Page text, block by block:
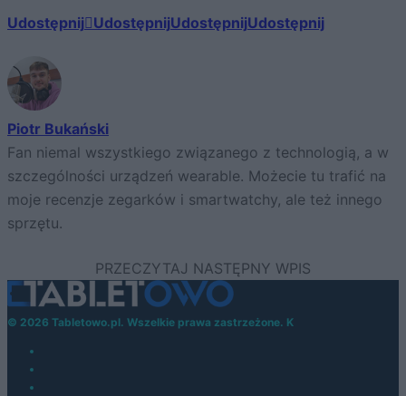
Udostępnij UdostępnijUdostępnijUdostępnij
Piotr Bukański
Fan niemal wszystkiego związanego z technologią, a w
szczególności urządzeń wearable. Możecie tu trafić na
moje recenzje zegarków i smartwatchy, ale też innego
sprzętu.
© 2026 Tabletowo.pl. Wszelkie prawa zastrzeżone. K